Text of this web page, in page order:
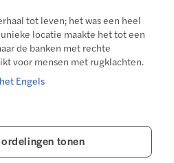
tot leven; het was een heel
locatie maakte het tot een
de banken met rechte
voor mensen met rugklachten.
Engels
tonen